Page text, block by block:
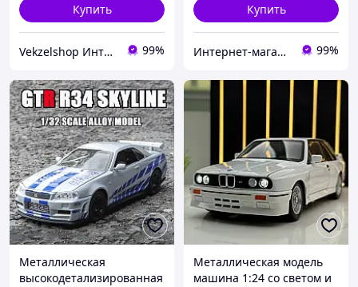
Купить
Vekzelshop Интернет-магазин 99%
Купить
Интернет-магазин "Magnit" 99%
Металлическая
высокодетализированная
Металлическая модель
машина 1:24 со светом и